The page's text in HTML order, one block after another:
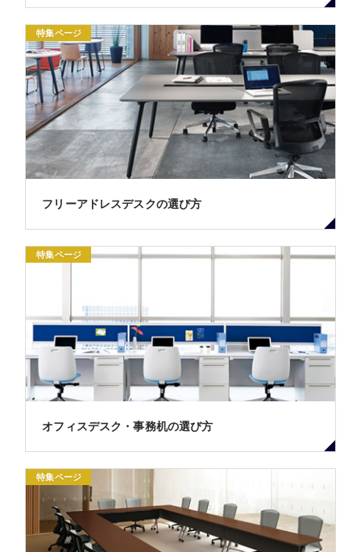
特集ページ
フリーアドレスデスクの選び方
特集ページ
オフィスデスク・事務机の選び方
特集ページ